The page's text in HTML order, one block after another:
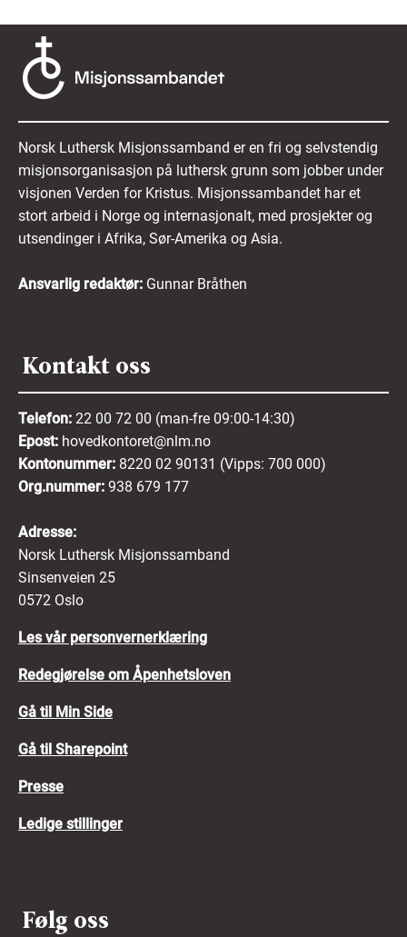
Norsk Luthersk Misjonssamband er en fri og selvstendig
misjonsorganisasjon på luthersk grunn som jobber under
visjonen Verden for Kristus. Misjonssambandet har et
stort arbeid i Norge og internasjonalt, med prosjekter og
utsendinger i Afrika, Sør-Amerika og Asia.
Ansvarlig redaktør: Gunnar Bråthen
Kontakt oss
Telefon: 22 00 72 00 (man-fre 09:00-14:30)
Epost: hovedkontoret@nlm.no
Kontonummer: 8220 02 90131 (Vipps: 700 000)
Org.nummer: 938 679 177
Adresse:
Norsk Luthersk Misjonssamband
Sinsenveien 25
0572 Oslo
Les vår personvernerklæring
Redegjørelse om Åpenhetsloven
Gå til Min Side
Gå til Sharepoint
Presse
Ledige stillinger
Følg oss